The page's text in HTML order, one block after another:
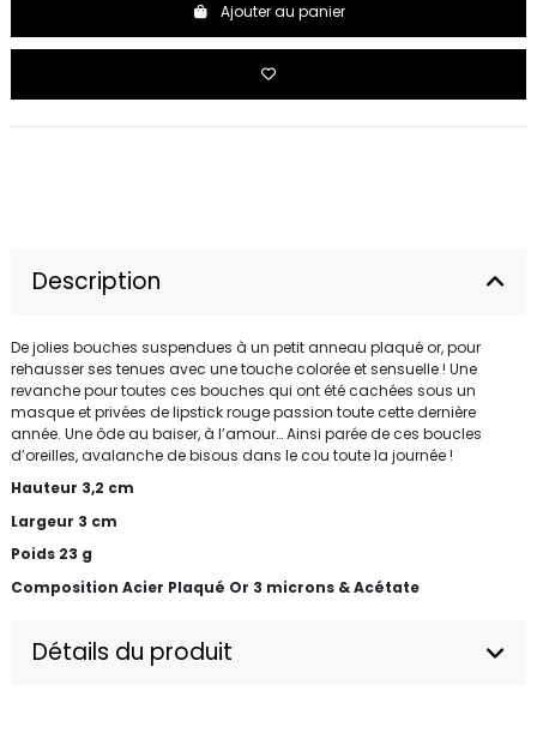
Ajouter au panier
Description
De jolies bouches suspendues à un petit anneau plaqué or, pour
rehausser ses tenues avec une touche colorée et sensuelle ! Une
revanche pour toutes ces bouches qui ont été cachées sous un
masque et privées de lipstick rouge passion toute cette dernière
année. Une ôde au baiser, à l’amour… Ainsi parée de ces boucles
d’oreilles, avalanche de bisous dans le cou toute la journée !
Hauteur 3,2 cm
Largeur 3 cm
Poids 23 g
Composition Acier Plaqué Or 3 microns & Acétate
Détails du produit